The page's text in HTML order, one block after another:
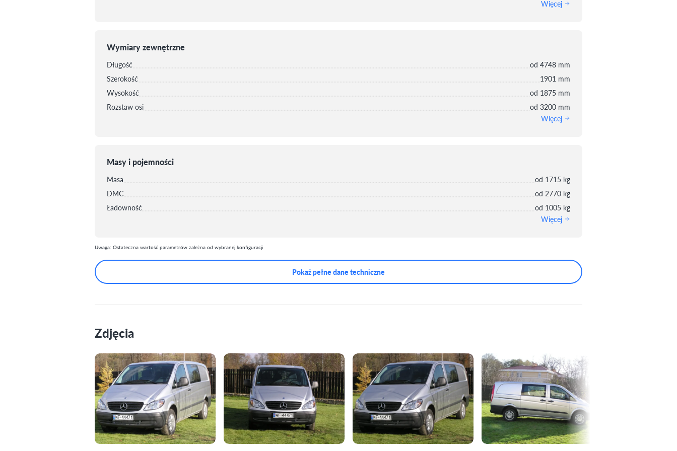
Więcej
Wymiary zewnętrzne
Długość
od 4748 mm
Szerokość
1901 mm
Wysokość
od 1875 mm
Rozstaw osi
od 3200 mm
Więcej
Masy i pojemności
Masa
od 1715 kg
DMC
od 2770 kg
Ładowność
od 1005 kg
Więcej
Uwaga: Ostateczna wartość parametrów zależna od wybranej konfiguracji
Pokaż pełne dane techniczne
Zdjęcia